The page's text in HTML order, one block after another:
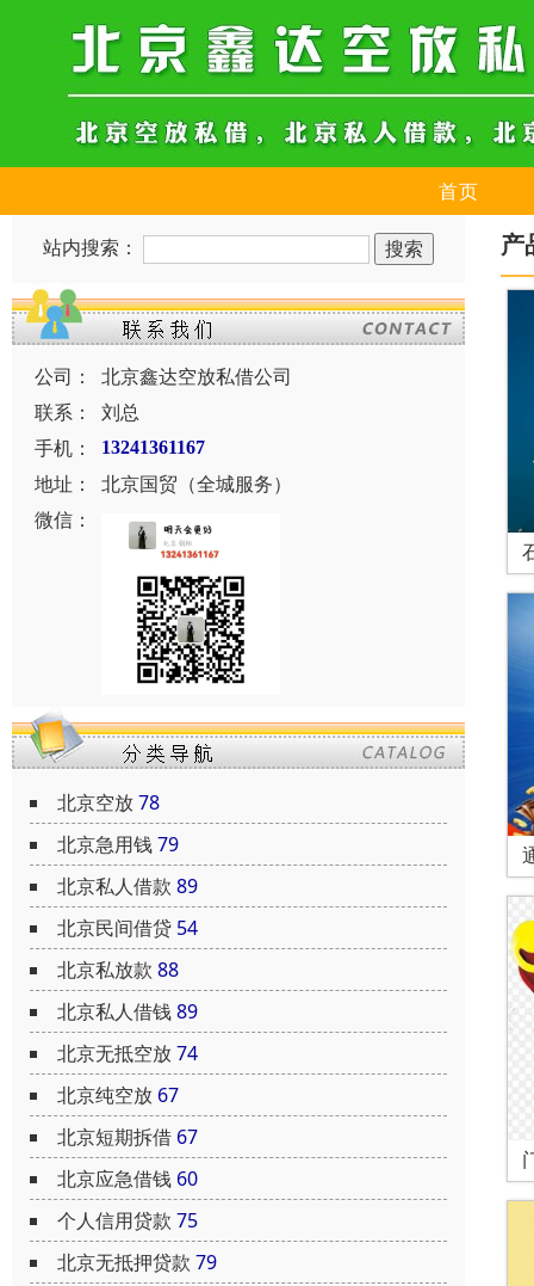
首页
站内搜索：
公司：
北京鑫达空放私借公司
联系：
刘总
手机：
13241361167
地址：
北京国贸（全城服务）
微信：
北京空放78
北京急用钱79
北京私人借款 89
北京民间借贷 54
北京私放款 88
北京私人借钱89
北京无抵空放74
北京纯空放 67
北京短期拆借 67
北京应急借钱 60
个人信用贷款 75
北京无抵押贷款 79
产